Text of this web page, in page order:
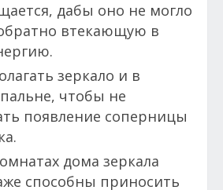
дабы оно не могло
втекающую в
зеркало и в
чтобы не
появление соперницы
дома зеркала
способны приносить